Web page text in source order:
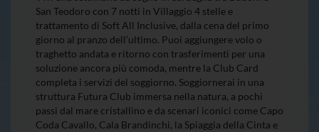
San Teodoro con 7 notti in Villaggio 4 stelle e
trattamento di Soft All Inclusive, dalla cena del primo
giorno al pranzo dell’ultimo. Puoi aggiungere volo o
traghetto andata e ritorno con trasferimenti per una
soluzione ancora più comoda, mentre la Club Card
completa i servizi del soggiorno. Soggiornerai in una
struttura Futura Club immersa nella natura, a pochi
passi dal mare cristallino e da scenari iconici come Capo
Coda Cavallo, Cala Brandinchi, la Spiaggia della Cinta e